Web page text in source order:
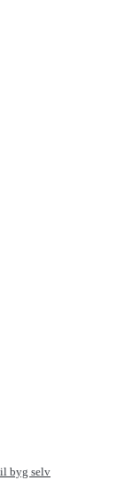
byg selv